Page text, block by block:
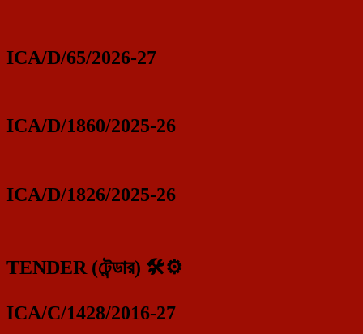
ICA/D/65/2026-27
ICA/D/1860/2025-26
ICA/D/1826/2025-26
TENDER (টেন্ডার) 🛠️⚙️
ICA/C/1428/2016-27